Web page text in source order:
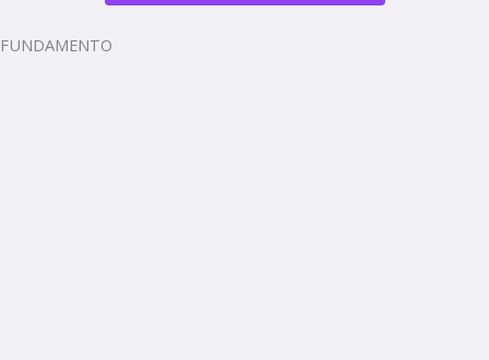
FUNDAMENTO